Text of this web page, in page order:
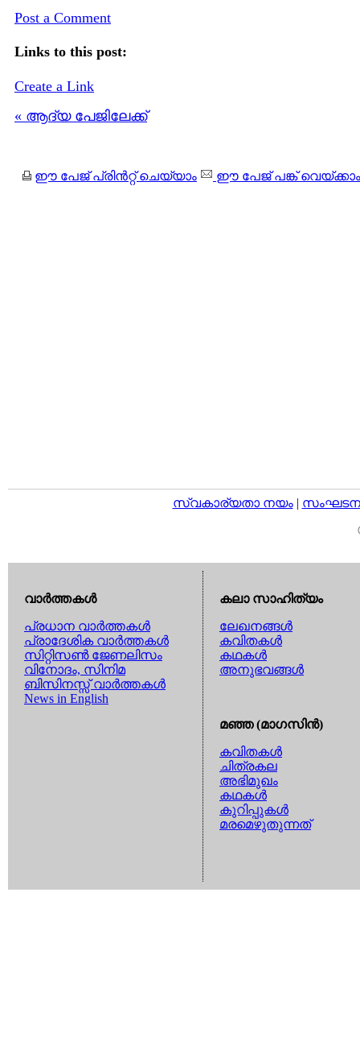
Post a Comment
Links to this post:
Create a Link
« ആദ്യ പേജിലേക്ക്
ഈ പേജ് പ്രിന്‍റ്റ് ചെയ്യാം ഈ പേജ് പങ്ക് വെയ്ക്കാം
സ്വകാര്യതാ നയം|
വാര്‍ത്തകള്‍
പ്രധാന വാര്‍ത്തകള്‍
പ്രാദേശിക വാര്‍ത്തകള്‍
സിറ്റിസണ്‍ ജേണലിസം
വിനോദം, സിനിമ
ബിസിനസ്സ് വാര്‍ത്തകള്‍
News in English
കലാ സാഹിത്യം
ലേഖനങ്ങള്‍
കവിതകള്‍
കഥകള്‍
അനുഭവങ്ങള്‍
മഞ്ഞ (മാഗസിന്‍)
കവിതകള്‍
ചിത്രകല
അഭിമുഖം
കഥകള്‍
കുറിപ്പുകള്‍
മരമെഴുതുന്നത്